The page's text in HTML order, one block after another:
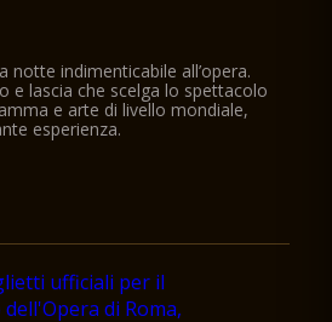
notte indimenticabile all’opera.
e lascia che scelga lo spettacolo
e arte di livello mondiale,
esperienza.